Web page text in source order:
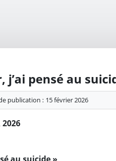
j’ai pensé au
publication : 15 février 2026
2026